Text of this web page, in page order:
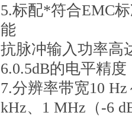
5.标配*符合EMC
能
抗脉冲输入功率高
6.0.5dB的电平精
7.分辨率带宽10
kHz、1 MHz（-6